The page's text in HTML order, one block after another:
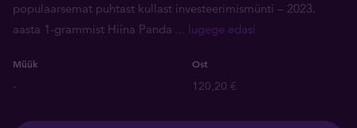
populaarsemat puhtast kullast investeerimismünti – 2023.
aasta 1-grammist Hiina Panda ... lugege edasi
Müük Ost
- 120,20 €